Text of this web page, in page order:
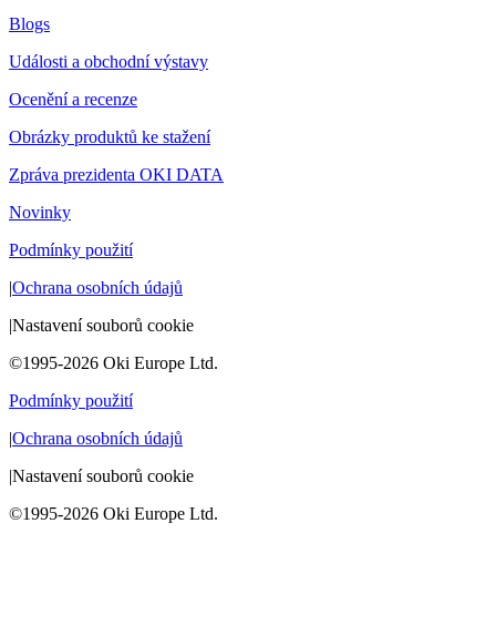
Blogs
Události a obchodní výstavy
Ocenění a recenze
Obrázky produktů ke stažení
Zpráva prezidenta OKI DATA
Novinky
Podmínky použití
|Ochrana osobních údajů
|Nastavení souborů cookie
©1995-2026 Oki Europe Ltd.
Podmínky použití
|Ochrana osobních údajů
|Nastavení souborů cookie
©1995-2026 Oki Europe Ltd.